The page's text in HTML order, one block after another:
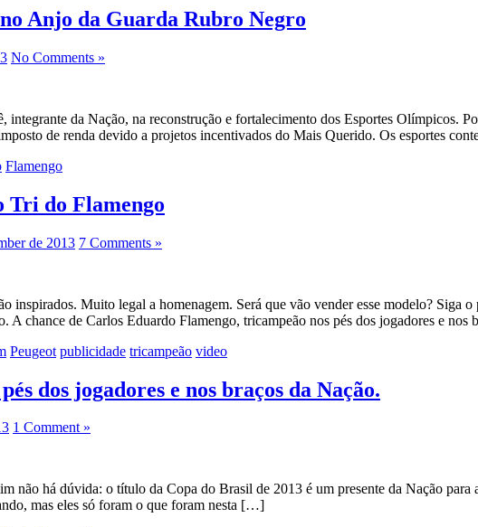
no Anjo da Guarda Rubro Negro
No Comments »
integrante da Nação, na reconstrução e fortalecimento dos Esportes
de renda devido a projetos incentivados do Mais Querido. Os esportes
Flamengo
Tri do Flamengo
de 2013 7 Comments »
inspirados. Muito legal a homenagem. Será que vão vender esse modelo? Siga
A chance de Carlos Eduardo Flamengo, tricampeão nos pés dos jogadores e
Peugeot publicidade tricampeão video
dos jogadores e nos braços da Nação.
1 Comment »
não há dúvida: o título da Copa do Brasil de 2013 é um presente da Nação
mas eles só foram o que foram nesta […]